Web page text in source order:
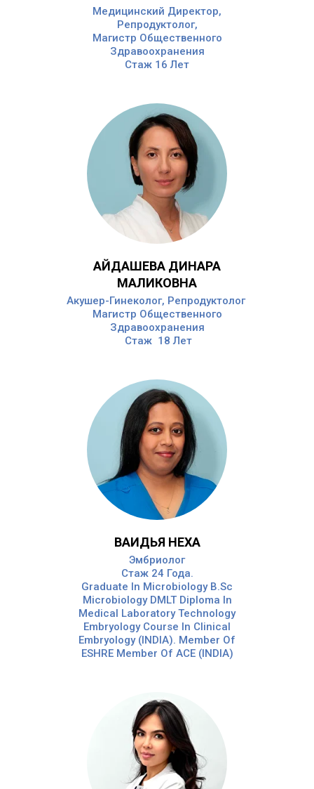
Медицинский Директор,
Репродуктолог,
Магистр Общественного
Здравоохранения
Стаж 16 Лет
АЙДАШЕВА ДИНАРА
МАЛИКОВНА
Aкушер-Гинеколог, Репродуктолог
Магистр Общественного
Здравоохранения
Стаж 18 Лет
ВАИДЬЯ НЕХА
Эмбриолог
Стаж 24 Года.
Graduate In Microbiology B.Sc
Microbiology DMLT Diploma In
Medical Laboratory Technology
Embryology Course In Clinical
Embryology (INDIA). Member Of
ESHRE Member Of ACE (INDIA)